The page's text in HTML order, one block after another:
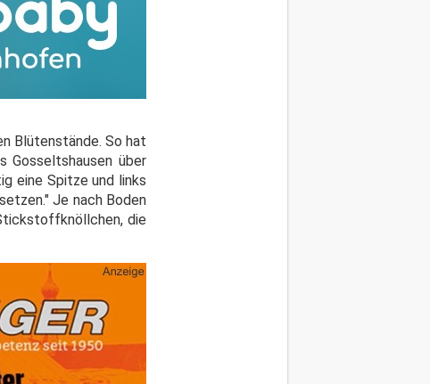
Blütenstände. So hat
Gosseltshausen über
eine Spitze und links
Je nach Boden
die